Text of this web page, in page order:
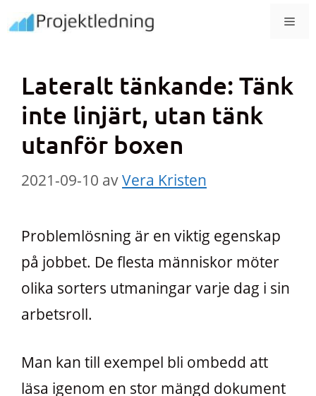
Hoppa
till
Lateralt tänkande: Tänk
inte linjärt, utan tänk
utanför boxen
2021-09-10 avVera Kristen
Problemlösning är en viktig egenskap
på jobbet. De flesta människor möter
olika sorters utmaningar varje dag i sin
arbetsroll.
Man kan till exempel bli ombedd att
läsa igenom en stor mängd dokument